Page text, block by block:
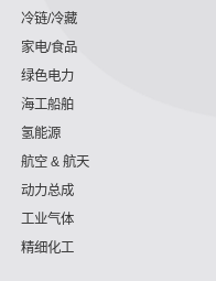
冷链/冷藏
家电/食品
绿色电力
海工船舶
氢能源
航空 & 航天
动力总成
工业气体
精细化工